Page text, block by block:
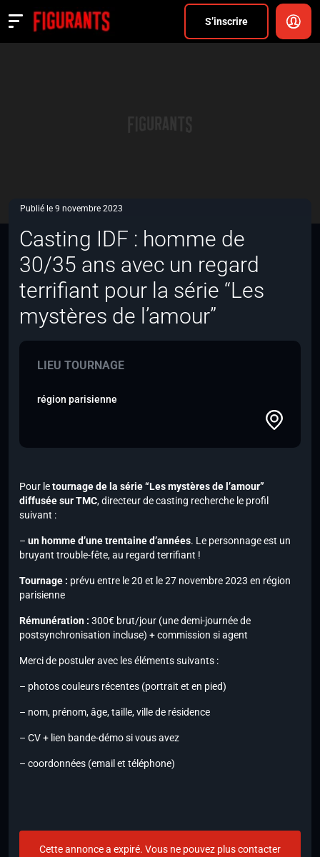
S’inscrire
Actualités
Publié le 9 novembre 2023
Casting IDF : homme de
30/35 ans avec un regard
terrifiant pour la série “Les
mystères de l’amour”
LIEU TOURNAGE
région parisienne
Pour letournage de la série “Les mystères de l’amour”
diffusée surTMC, directeur de casting recherche le profil
suivant :
– un homme d’une trentaine d’années. Le personnage est un
bruyant trouble-fête, au regard terrifiant !
Tournage : prévu entre le 20 et le 27 novembre 2023 en région
parisienne
Rémunération : 300€ brut/jour (une demi-journée de
postsynchronisation incluse) + commission si agent
Merci de postuler avec les éléments suivants :
– photos couleurs récentes (portrait et en pied)
– nom, prénom, âge, taille, ville de résidence
– CV + lien bande-démo si vous avez
– coordonnées (email et téléphone)
Cette annonce a expiré. Vous ne pouvez plus contacter